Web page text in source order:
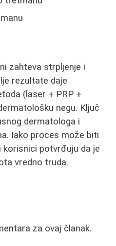
zahteva strpljenje i
rezultate daje
(laser + PRP +
negu. Ključ
dermatologa i
Iako proces može biti
korisnici potvrđuju da je
vredno truda.
za ovaj članak.